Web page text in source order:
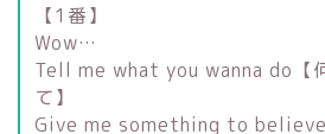
【1番】
Wow…
Tell me what you wanna do【
て】
Give me something to believe